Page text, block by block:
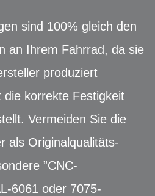
sind 100% gleich den
an Ihrem Fahrrad, da sie
produziert
korrekte Festigkeit
Vermeiden Sie die
als Originalqualitäts-
”CNC-
6061 oder 7075-